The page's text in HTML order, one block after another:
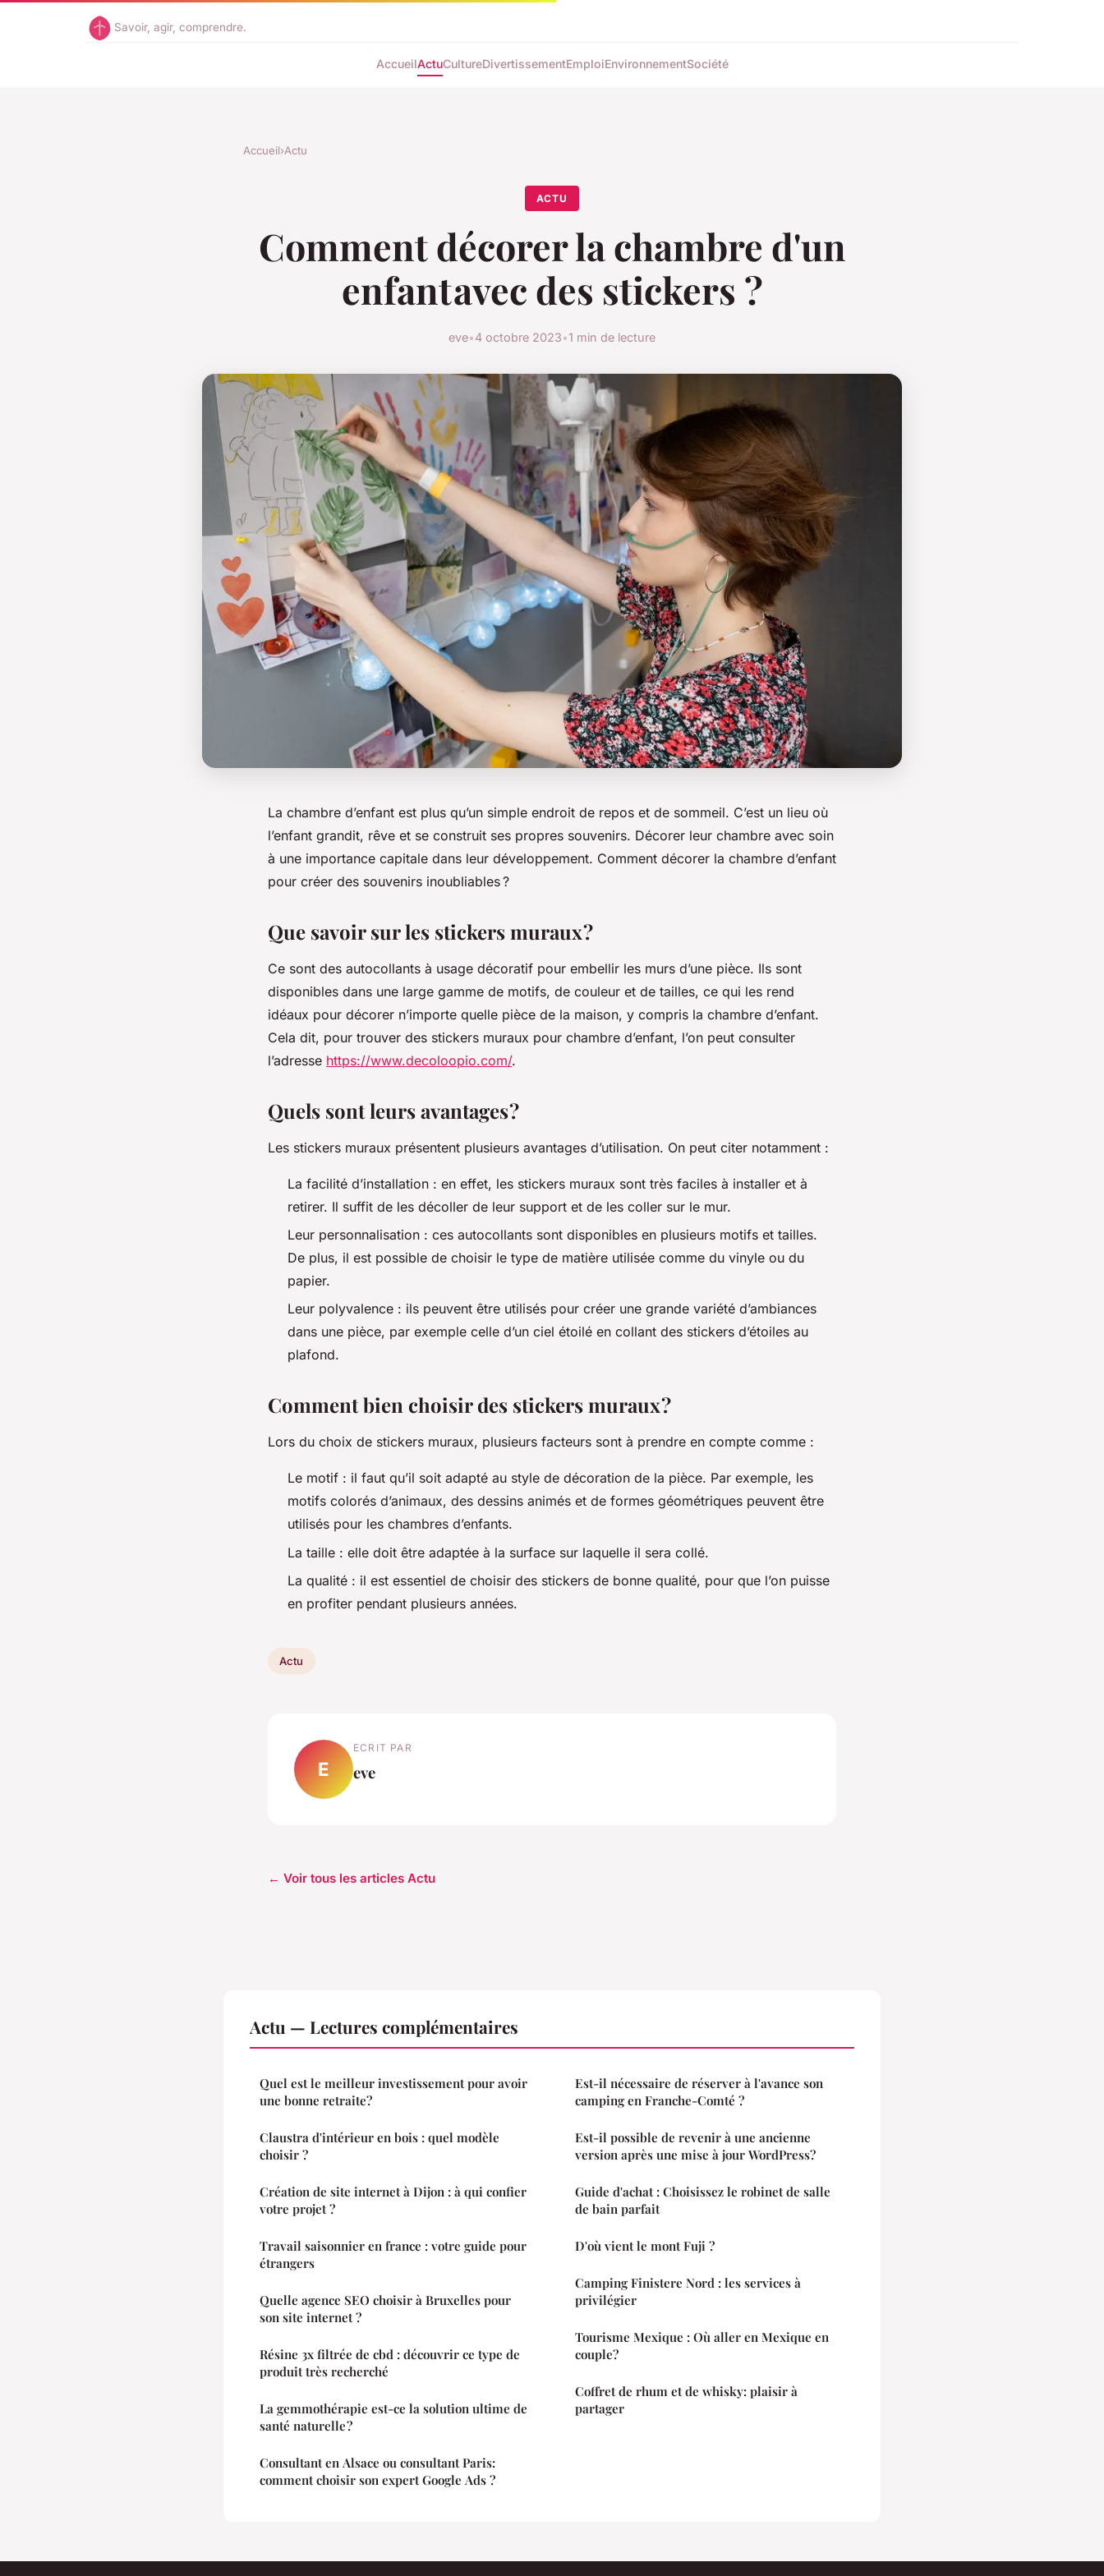
Savoir, agir, comprendre.
AccueilActuCultureDivertissementEmploiEnvironnementSociété
Accueil›Actu
ACTU
Comment décorer la chambre d'un
enfant avec des stickers ?
eve•4 octobre 2023•1 min de lecture
La chambre d’enfant est plus qu’un simple endroit de repos et de sommeil. C’est un lieu où
l’enfant grandit, rêve et se construit ses propres souvenirs. Décorer leur chambre avec soin
à une importance capitale dans leur développement. Comment décorer la chambre d’enfant
pour créer des souvenirs inoubliables ?
Que savoir sur les stickers muraux ?
Ce sont des autocollants à usage décoratif pour embellir les murs d’une pièce. Ils sont
disponibles dans une large gamme de motifs, de couleur et de tailles, ce qui les rend
idéaux pour décorer n’importe quelle pièce de la maison, y compris la chambre d’enfant.
Cela dit, pour trouver des stickers muraux pour chambre d’enfant, l’on peut consulter
l’adresse https://www.decoloopio.com/.
Quels sont leurs avantages ?
Les stickers muraux présentent plusieurs avantages d’utilisation. On peut citer notamment :
La facilité d’installation : en effet, les stickers muraux sont très faciles à installer et à
retirer. Il suffit de les décoller de leur support et de les coller sur le mur.
Leur personnalisation : ces autocollants sont disponibles en plusieurs motifs et tailles.
De plus, il est possible de choisir le type de matière utilisée comme du vinyle ou du
papier.
Leur polyvalence : ils peuvent être utilisés pour créer une grande variété d’ambiances
dans une pièce, par exemple celle d’un ciel étoilé en collant des stickers d’étoiles au
plafond.
Comment bien choisir des stickers muraux ?
Lors du choix de stickers muraux, plusieurs facteurs sont à prendre en compte comme :
Le motif : il faut qu’il soit adapté au style de décoration de la pièce. Par exemple, les
motifs colorés d’animaux, des dessins animés et de formes géométriques peuvent être
utilisés pour les chambres d’enfants.
La taille : elle doit être adaptée à la surface sur laquelle il sera collé.
La qualité : il est essentiel de choisir des stickers de bonne qualité, pour que l’on puisse
en profiter pendant plusieurs années.
Actu
E
ECRIT PAR
eve
← Voir tous les articles Actu
Actu — Lectures complémentaires
Quel est le meilleur investissement pour avoir
une bonne retraite?
Claustra d'intérieur en bois : quel modèle
choisir ?
Création de site internet à Dijon : à qui confier
votre projet ?
Travail saisonnier en france : votre guide pour
étrangers
Quelle agence SEO choisir à Bruxelles pour
son site internet ?
Résine 3x filtrée de cbd : découvrir ce type de
produit très recherché
La gemmothérapie est-ce la solution ultime de
santé naturelle ?
Consultant en Alsace ou consultant Paris:
comment choisir son expert Google Ads ?
Est-il nécessaire de réserver à l'avance son
camping en Franche-Comté ?
Est-il possible de revenir à une ancienne
version après une mise à jour WordPress?
Guide d'achat : Choisissez le robinet de salle
de bain parfait
D'où vient le mont Fuji ?
Camping Finistere Nord : les services à
privilégier
Tourisme Mexique : Où aller en Mexique en
couple?
Coffret de rhum et de whisky: plaisir à
partager